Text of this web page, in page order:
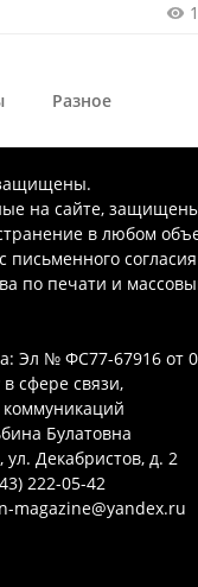
Разное
на сайте,
в любом
письменного
по печати и
Эл № ФС77-67916 от
сфере связи,
Булатовна
ул. Декабристов, д. 2
222-05-42
magazine@yandex.ru